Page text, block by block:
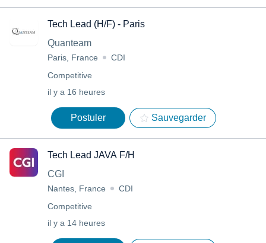
Tech Lead (H/F) - Paris
Quanteam
Paris, France
CDI
Competitive
il y a 16 heures
Postuler Sauvegarder
Tech Lead JAVA F/H
CGI
Nantes, France
CDI
Competitive
il y a 14 heures